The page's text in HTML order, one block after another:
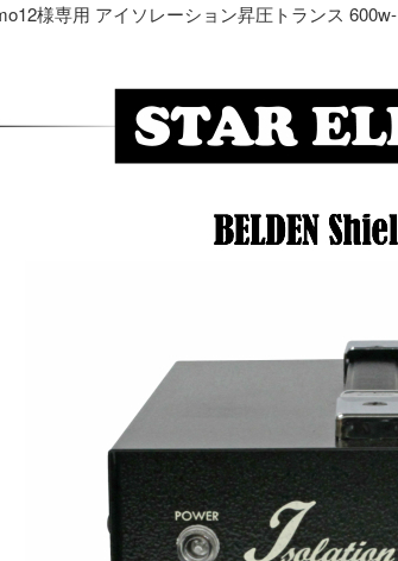
様専用 アイソレーション昇圧トランス 600w-